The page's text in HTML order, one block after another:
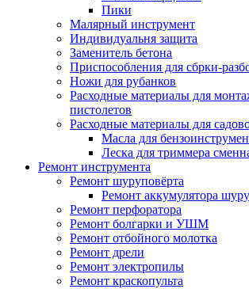
Пики
Малярный инструмент
Индивидуальня защита
Заменитель бетона
Приспособления для сбрки-
Ножи для рубанков
Расходные материалы для
пистолетов
Расходные материалы для
Масла для
Леска для триммера
Ремонт инструмента
Ремонт шуруповёрта
Ремонт аккумулятора
Ремонт перфоратора
Ремонт болгарки и УШМ
Ремонт отбойного молотка
Ремонт дрели
Ремонт электропилы
Ремонт краскопульта